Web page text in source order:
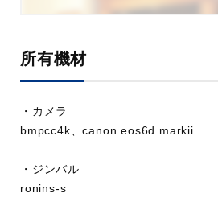
【前編】シルバーアク
所有機材
・カメラ
bmpcc4k、canon eos6d markii
・ジンバル
ronins-s